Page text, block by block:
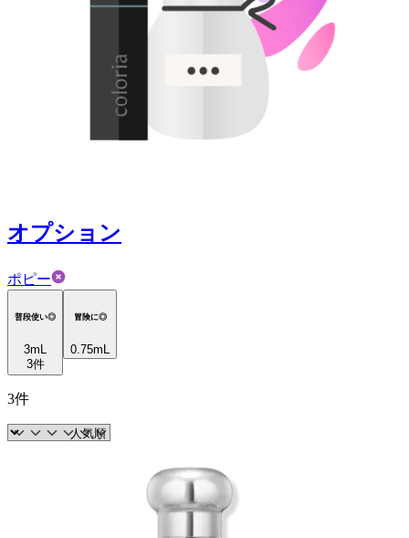
オプション
ポピー
普段使い◎
3mL
3件
冒険に◎
0.75mL
3件